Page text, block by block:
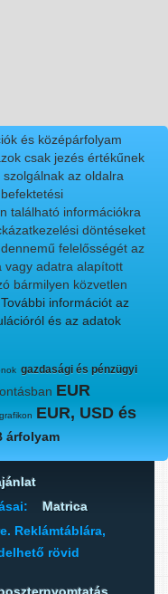
és középárfolyam
csak jezés értékűnek
az oldalra
található információkra
döntéseket
felelősségét az
vagy adatra alapított
bármilyen közvetlen
információt az
és az adatok
gazdasági és pénzügyi
EUR
EUR, USD és
árfolyam
Matrica
Reklámtáblára,
rövid